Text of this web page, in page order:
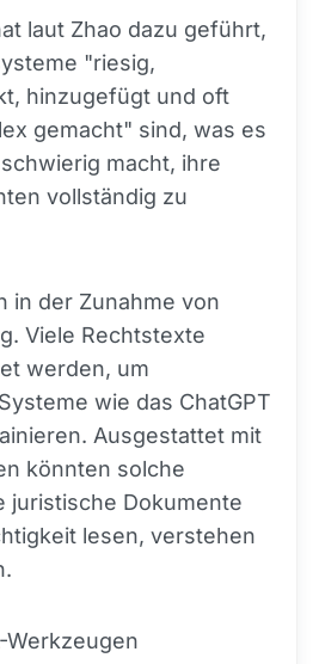
laut Zhao dazu geführt,
"riesig,
hinzugefügt und oft
gemacht" sind, was es
macht, ihre
vollständig zu
in der Zunahme von
Viele Rechtstexte
werden, um
wie das ChatGPT
Ausgestattet mit
könnten solche
juristische Dokumente
lesen, verstehen
-Werkzeugen